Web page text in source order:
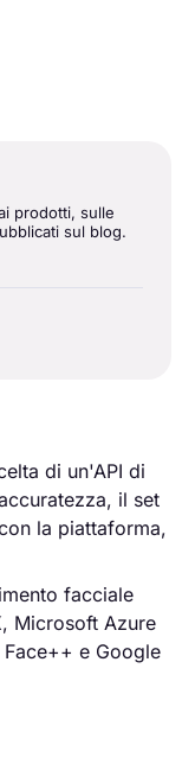
prodotti, sulle
sul blog.
di un'API di
il set
la piattaforma,
facciale
Microsoft Azure
e Google